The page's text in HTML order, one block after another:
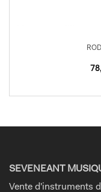
SEVENEANT
Vente d'instruments